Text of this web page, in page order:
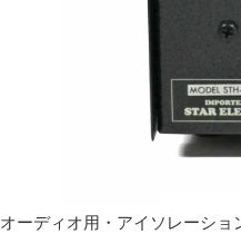
オーディオ用・アイソレーシ